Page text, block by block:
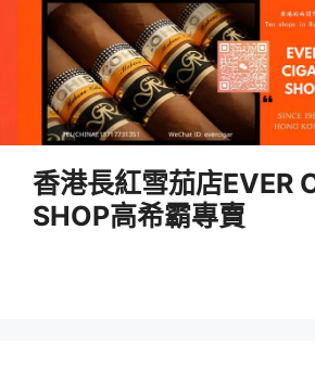
香港長紅雪茄店EVER
SHOP高希霸專賣